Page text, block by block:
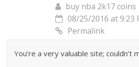
buy nba 2k17 coins
08/25/2016 at 9:23
Permalink
You’re a very valuable site; couldn’t